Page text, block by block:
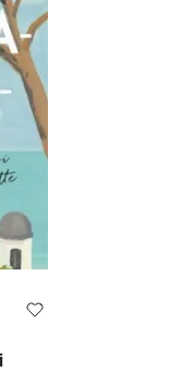
(168)